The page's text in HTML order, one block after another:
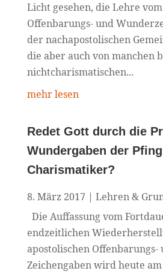
Licht gesehen, die Lehre
Offenbarungs- und
der nachapostolischen
die aber auch von manchen
nichtcharismatischen...
mehr lesen
Redet Gott durch die
Wundergaben der
Charismatiker?
8. März 2017 | Lehren &
Die Auffassung vom
endzeitlichen
apostolischen Offenbarungs-
Zeichengaben wird heute